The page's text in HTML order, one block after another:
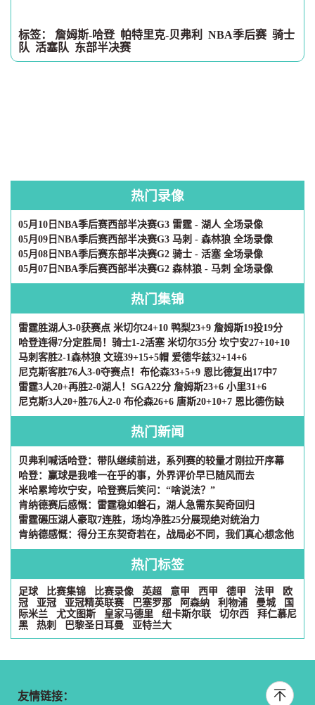
标签： 詹姆斯-哈登 帕特里克-贝弗利 NBA季后赛 骑士
队 活塞队 东部半决赛
热门录像
05月10日NBA季后赛西部半决赛G3 雷霆 - 湖人 全场录像
05月09日NBA季后赛西部半决赛G3 马刺 - 森林狼 全场录像
05月08日NBA季后赛东部半决赛G2 骑士 - 活塞 全场录像
05月07日NBA季后赛西部半决赛G2 森林狼 - 马刺 全场录像
热门集锦
雷霆胜湖人3-0获赛点 米切尔24+10 鸭梨23+9 詹姆斯19投19分
哈登连得7分定胜局！骑士1-2活塞 米切尔35分 坎宁安27+10+10
马刺客胜2-1森林狼 文班39+15+5帽 爱德华兹32+14+6
尼克斯客胜76人3-0夺赛点！布伦森33+5+9 恩比德复出17中7
雷霆3人20+再胜2-0湖人！SGA22分 詹姆斯23+6 小里31+6
尼克斯3人20+胜76人2-0 布伦森26+6 唐斯20+10+7 恩比德伤缺
热门新闻
贝弗利喊话哈登：带队继续前进，系列赛的较量才刚拉开序幕
哈登：赢球是我唯一在乎的事，外界评价早已随风而去
米哈累垮坎宁安，哈登赛后笑问：“啥说法？”
肯纳德赛后感慨：雷霆稳如磐石，湖人急需东契奇回归
雷霆碾压湖人豪取7连胜，场均净胜25分展现绝对统治力
肯纳德感慨：得分王东契奇若在，战局必不同，我们真心想念他
热门标签
足球 比赛集锦 比赛录像 英超 意甲 西甲 德甲 法甲
欧
冠
亚冠 亚冠精英联赛 巴塞罗那 阿森纳 利物浦 曼城
国
际米兰
尤文图斯 皇家马德里 纽卡斯尔联 切尔西
拜仁慕尼
黑
热刺 巴黎圣日耳曼 亚特兰大
友情链接：